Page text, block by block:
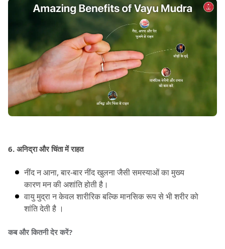
6. अनिद्रा और चिंता में राहत
नींद न आना, बार-बार नींद खुलना जैसी समस्याओं का मुख्य
कारण मन की अशांति होती है।
वायु मुद्रा न केवल शारीरिक बल्कि मानसिक रूप से भी शरीर को
शांति देती है ।
कब और कितनी देर करें?